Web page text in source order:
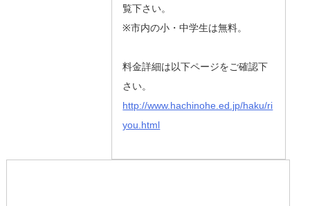
覧下さい。
※市内の小・中学生は無料。
料金詳細は以下ページをご確認下
さい。
http://www.hachinohe.ed.jp/haku/ri
you.html